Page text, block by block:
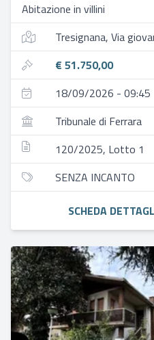
Abitazione in villini
€ 51.750,00
18/09/2026 - 09:45
Tribunale di Ferrara
120/2025, Lotto 1
SENZA INCANTO
SCHEDA